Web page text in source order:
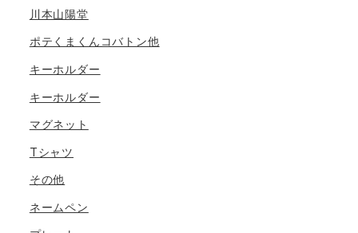
川本山陽堂
ポテくまくんコバトン他
キーホルダー
キーホルダー
マグネット
Tシャツ
その他
ネームペン